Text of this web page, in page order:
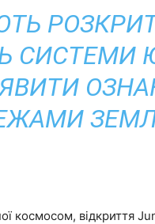
СИСТЕМИ
космосом, відкриття